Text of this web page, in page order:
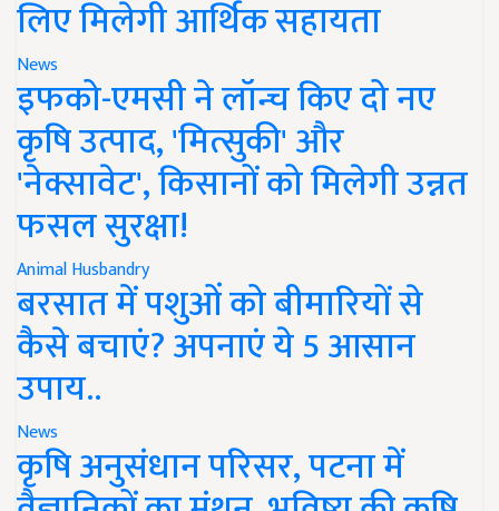
लिए मिलेगी आर्थिक सहायता
News
इफको-एमसी ने लॉन्च किए दो नए
कृषि उत्पाद, 'मित्सुकी' और
'नेक्सावेट', किसानों को मिलेगी उन्नत
फसल सुरक्षा!
Animal Husbandry
बरसात में पशुओं को बीमारियों से
कैसे बचाएं? अपनाएं ये 5 आसान
उपाय..
News
कृषि अनुसंधान परिसर, पटना में